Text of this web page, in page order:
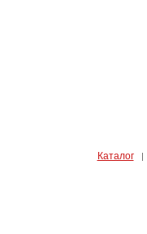
Каталог|